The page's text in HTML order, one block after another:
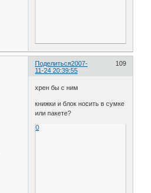
Поделиться 109
2007-
11-24 20:39:55
хрен бы с ним
книжки и блок носить в сумке
или пакете?
0